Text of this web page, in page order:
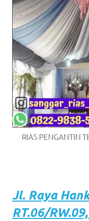
RIAS PENGANTIN
Jl. Raya
RT.06/RW.09,